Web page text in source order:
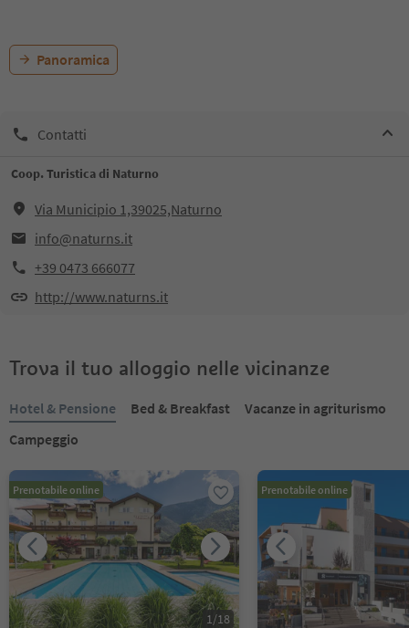
Panoramica
Contatti
Coop. Turistica di Naturno
Via Municipio 1,39025,Naturno
info@naturns.it
+39 0473 666077
http://www.naturns.it
Trova il tuo alloggio nelle vicinanze
Hotel & Pensione Bed & Breakfast
Vacanze in agriturismo
Campeggio
Prenotabile online
1/18
Prenotabile online